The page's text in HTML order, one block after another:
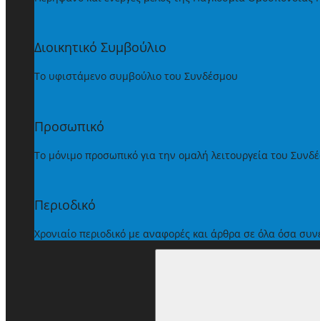
Διοικητικό Συμβούλιο
Το υφιστάμενο συμβούλιο του Συνδέσμου
Προσωπικό
Το μόνιμο προσωπικό για την ομαλή λειτουργεία του
Περιοδικό
Χρονιαίο περιοδικό με αναφορές και άρθρα σε όλα όσα